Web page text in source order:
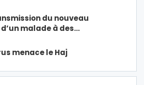
du nouveau
malade à des…
menace le Haj